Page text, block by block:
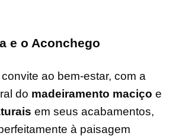
e o Aconchego
ao bem-estar, com a
do madeiramento maciço e
em seus acabamentos,
à paisagem